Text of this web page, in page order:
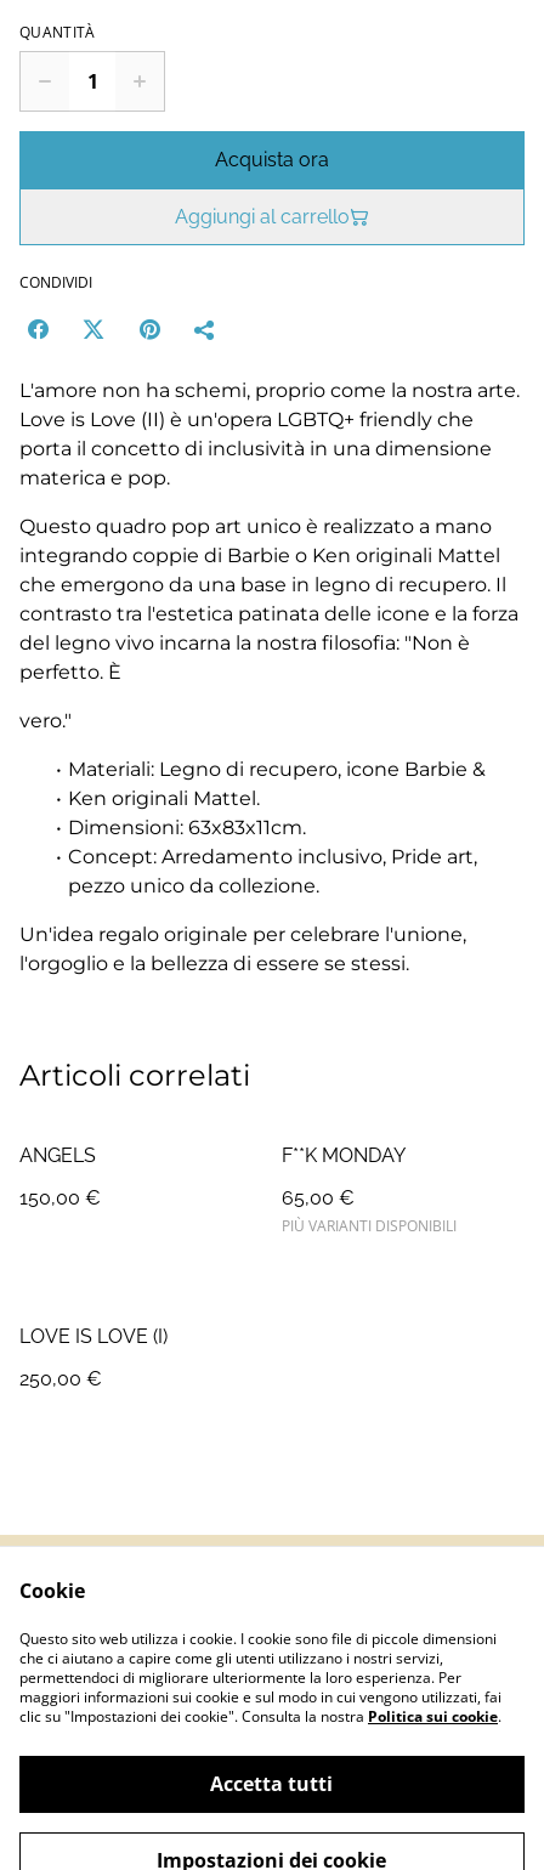
QUANTITÀ
Acquista ora
Aggiungi al carrello
CONDIVIDI
L'amore non ha schemi, proprio come la nostra arte.
Love is Love (II) è un'opera LGBTQ+ friendly che
porta il concetto di inclusività in una dimensione
materica e pop.
Questo quadro pop art unico è realizzato a mano
integrando coppie di Barbie o Ken originali Mattel
che emergono da una base in legno di recupero. Il
contrasto tra l'estetica patinata delle icone e la forza
del legno vivo incarna la nostra filosofia: "Non è
perfetto. È
vero."
Materiali: Legno di recupero, icone Barbie &
Ken originali Mattel.
Dimensioni: 63x83x11cm.
Concept: Arredamento inclusivo, Pride art,
pezzo unico da collezione.
Un'idea regalo originale per celebrare l'unione,
l'orgoglio e la bellezza di essere se stessi.
Articoli correlati
ANGELS
150,00 €
F**K MONDAY
65,00 €
PIÙ VARIANTI DISPONIBILI
LOVE IS LOVE (I)
250,00 €
Termini e Condizioni
privacy
Politica sui Cookie
Contatti
©2026Basementshop.it | P.IVA IT04067420127
Cookie
Questo sito web utilizza i cookie. I cookie sono file di piccole dimensioni
che ci aiutano a capire come gli utenti utilizzano i nostri servizi,
permettendoci di migliorare ulteriormente la loro esperienza. Per
maggiori informazioni sui cookie e sul modo in cui vengono utilizzati, fai
clic su "Impostazioni dei cookie". Consulta la nostra Politica sui cookie.
Accetta tutti
Impostazioni dei cookie